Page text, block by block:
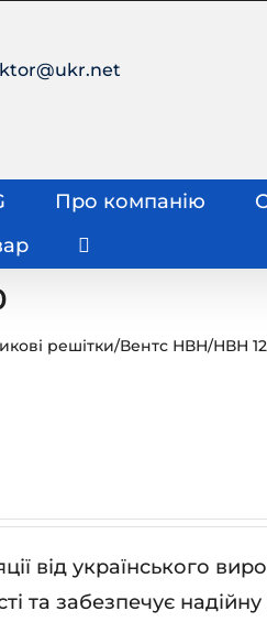
Про компанію
решітки/Вентс НВН/НВН
від українського
та забезпечує